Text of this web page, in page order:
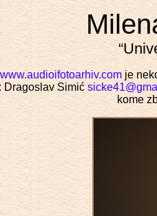
www.audioifotoarhiv.com je
Dragoslav Simić
kome